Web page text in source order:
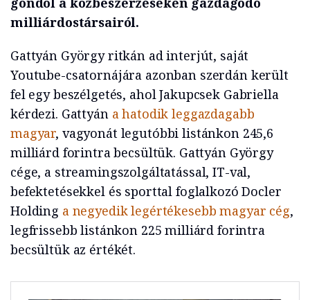
milliárdostársairól.
Gattyán György ritkán ad interjút, saját
Youtube-csatornájára azonban szerdán került
fel egy beszélgetés, ahol Jakupcsek Gabriella
kérdezi. Gattyán a hatodik leggazdagabb
magyar, vagyonát legutóbbi listánkon 245,6
milliárd forintra becsültük. Gattyán György
cége, a streamingszolgáltatással, IT-val,
befektetésekkel és sporttal foglalkozó Docler
Holding a negyedik legértékesebb magyar cég,
legfrissebb listánkon 225 milliárd forintra
becsültük az értékét.